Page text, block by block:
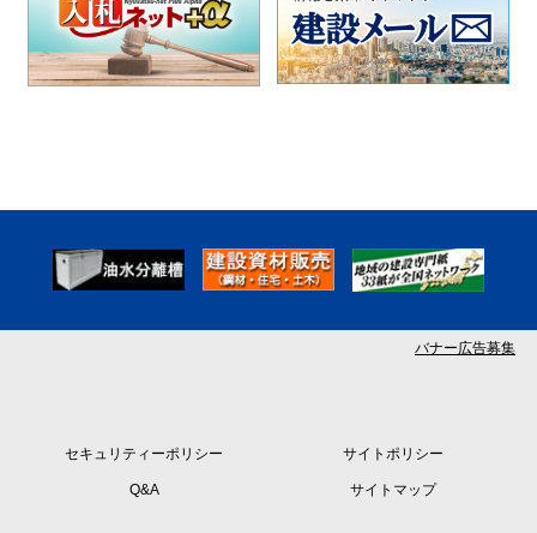
バナー広告募集
セキュリティーポリシー サイトポリシー
Q&A サイトマップ